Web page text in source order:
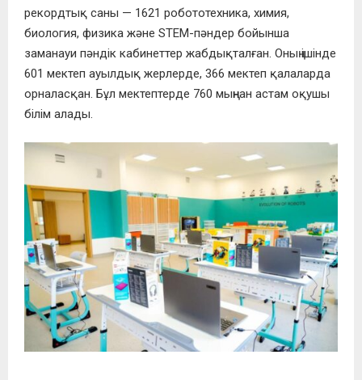
рекордтық саны — 1621 робототехника, химия,
биология, физика және STEM-пәндер бойынша
заманауи пәндік кабинеттер жабдықталған. Оның ішінде
601 мектеп ауылдық жерлерде, 366 мектеп қалаларда
орналасқан. Бұл мектептерде 760 мыңнан астам оқушы
білім алады.